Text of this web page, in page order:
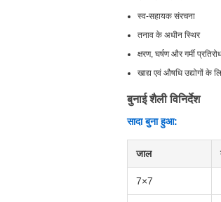
स्व-सहायक संरचना
तनाव के अधीन स्थिर
क्षरण, घर्षण और गर्मी
खाद्य एवं औषधि उद्योगों के
बुनाई शैली विनिर्देश
सादा बुना हुआ:
जाल
7×7